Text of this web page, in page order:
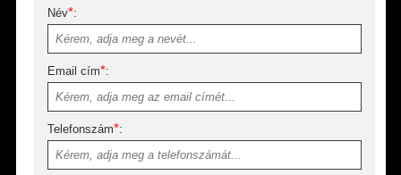
Név*:
Email cím*:
Telefonszám*: